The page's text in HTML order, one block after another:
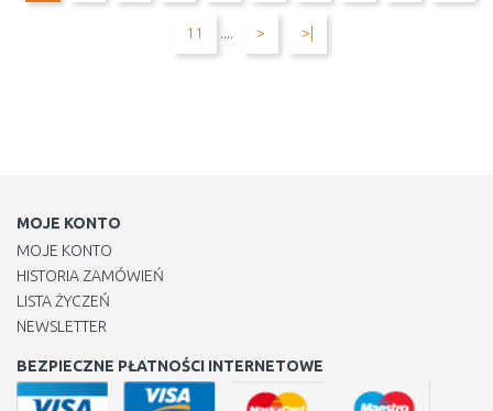
11 .... > >|
MOJE KONTO
MOJE KONTO
HISTORIA ZAMÓWIEŃ
LISTA ŻYCZEŃ
NEWSLETTER
BEZPIECZNE PŁATNOŚCI INTERNETOWE